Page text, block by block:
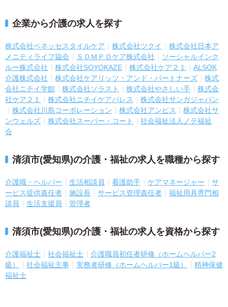
企業から介護の求人を探す
株式会社ベネッセスタイルケア 株式会社ツクイ
株式会社日本ア
メニティライフ協会
ＳＯＭＰＯケア株式会社
ソーシャルインク
ルー株式会社
株式会社SOYOKAZE 株式会社ケア２１
ALSOK
介護株式会社
株式会社ケアリッツ・アンド・パートナーズ
株式
会社ニチイ学館
株式会社ソラスト 株式会社やさしい手
株式会
社ケア２１
株式会社ニチイケアパレス
株式会社サンガジャパン
株式会社川島コーポレーション
株式会社アンビス
株式会社サ
ンウェルズ
株式会社スーパー・コート
社会福祉法人ノテ福祉
会
清須市(愛知県)の介護・福祉の求人を職種から探す
介護職・ヘルパー 生活相談員 看護助手 ケアマネージャー
サ
ービス提供責任者
施設長 サービス管理責任者
福祉用具専門相
談員
生活支援員 管理者
清須市(愛知県)の介護・福祉の求人を資格から探す
介護福祉士 社会福祉士
介護職員初任者研修（ホームヘルパー2
級）
社会福祉主事 実務者研修（ホームヘルパー1級）
精神保健
福祉士